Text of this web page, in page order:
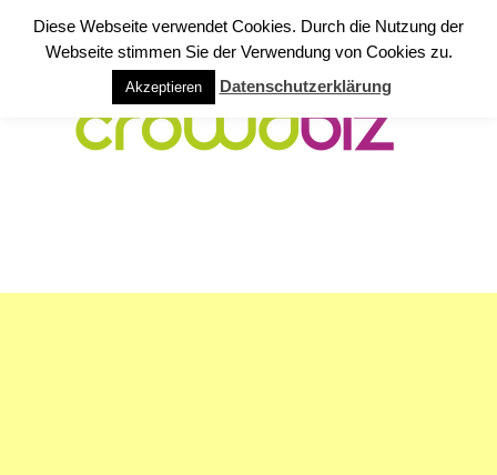
Diese Webseite verwendet Cookies. Durch die Nutzung der
Webseite stimmen Sie der Verwendung von Cookies zu.
Akzeptieren Datenschutzerklärung